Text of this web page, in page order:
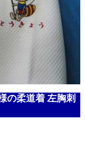
の柔道着 左胸刺